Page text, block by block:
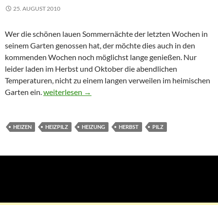
25. AUGUST 2010
Wer die schönen lauen Sommernächte der letzten Wochen in
seinem Garten genossen hat, der möchte dies auch in den
kommenden Wochen noch möglichst lange genießen. Nur
leider laden im Herbst und Oktober die abendlichen
Temperaturen, nicht zu einem langen verweilen im heimischen
Garten ein.Mit einem Heizpilz in die herbstliche Gartensaison
weiterlesen →
HEIZEN HEIZPILZ HEIZUNG HERBST PILZ